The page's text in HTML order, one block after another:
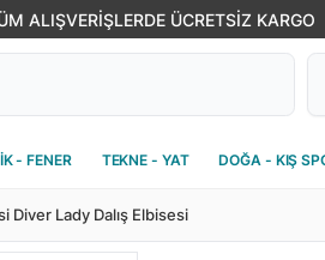
ALIŞVERİŞLERDE ÜCRETSİZ KARGO
- FENER TEKNE - YAT DOĞA - KIŞ
Diver Lady Dalış Elbisesi